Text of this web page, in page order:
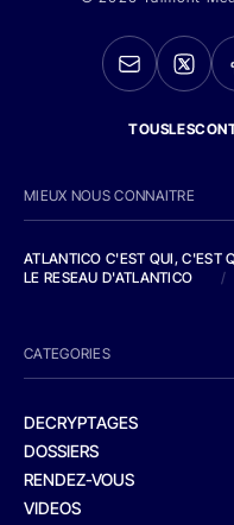
MIEUX NOUS CONNAITRE
ATLANTICO C'EST QUI, C'EST
LE RESEAU D'ATLANTICO
/
CATEGORIES
DECRYPTAGES
DOSSIERS
RENDEZ-VOUS
VIDEOS